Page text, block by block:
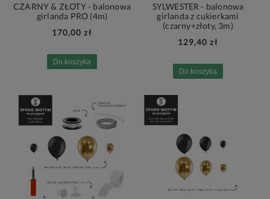
CZARNY & ZŁOTY - balonowa
girlanda PRO (4m)
170,00 zł
Do koszyka
SYLWESTER - balonowa
girlanda z cukierkami
(czarny+złoty, 3m)
129,40 zł
Do koszyka